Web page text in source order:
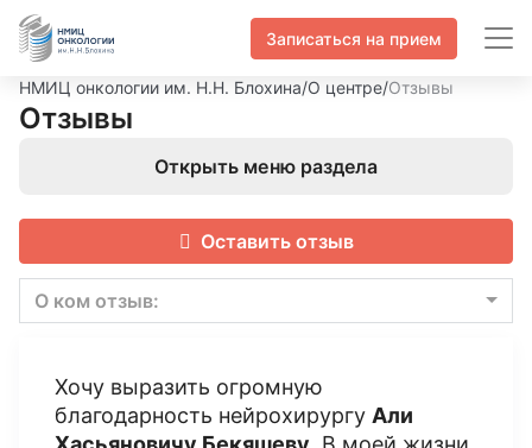
Записаться на прием
НМИЦ онкологии им. Н.Н. Блохина/О центре/Отзывы
Отзывы
Открыть меню раздела
Оставить отзыв
О ком отзыв:
Хочу выразить огромную
благодарность нейрохирургу Али